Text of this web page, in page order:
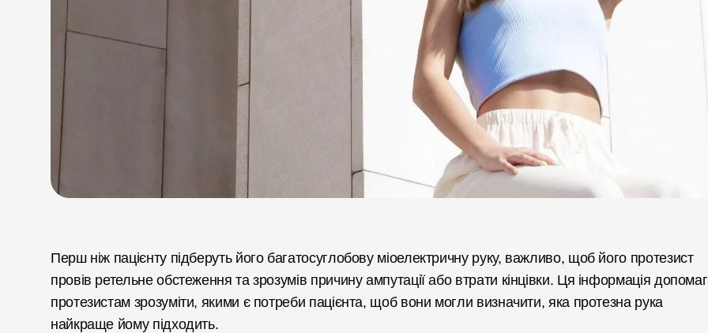
Перш ніж пацієнту підберуть його багатосуглобову міоелектричну руку, важливо, щоб його протезист
провів ретельне обстеження та зрозумів причину ампутації або втрати кінцівки. Ця інформація
протезистам зрозуміти, якими є потреби пацієнта, щоб вони могли визначити, яка протезна рука
найкраще йому підходить.